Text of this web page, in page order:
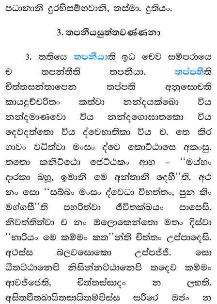
පධානානි දුරභිසම්භවානි, තස්මා. දුතියං.
3. තපනීයසුත්තවණ්ණනා
3. තතියෙ තපනීයාති ඉධ චෙව සම්පරායෙ
ච තපන්තීති තපනීයා. තප්පතීති
චිත්තසන්තාපෙන තප්පති අනුසොචති
කායදුච්චරිතං කත්වා නන්දයක්ඛො විය
නන්දමාණවො විය නන්දගොඝාතකො විය
දෙවදත්තො විය ද්වෙභාතිකා විය ච. තෙ කිර
ගාවං වධිත්වා මංසං ද්වෙ කොට්ඨාසෙ අකංසු.
තතො කනිට්ඨො ජෙට්ඨකං ආහ – ‘‘මය්හං
දාරකා බහූ, ඉමානි මෙ අන්තානි දෙහී’’ති. අථ
නං සො ‘‘සබ්බං මංසං ද්වෙධා විභත්තං, පුන කිං
මග්ගසී’’ති පහරිත්වා ජීවිතක්ඛයං පාපෙසි.
නිවත්තිත්වා ච නං ඔලොකෙන්තො මතං දිස්වා
‘‘භාරියං මෙ කම්මං කත’’න්ති චිත්තං උප්පාදෙසි.
අථස්ස බලවසොකො උප්පජ්ජි. සො
ඨිතට්ඨානෙපි නිසින්නට්ඨානෙපි තදෙව කම්මං
ආවජ්ජෙති, චිත්තස්සාදං න ලභති.
අසිතපීතඛායිතසායිතම්පිස්ස සරීරෙ ඔජං න